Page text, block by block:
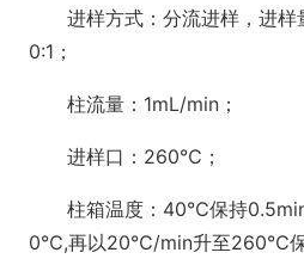
进样方式：分流进样，进样
0:1；
柱流量：1mL/min；
进样口：260℃；
柱箱温度：40℃保持
0℃,再以20℃/min升至260℃保